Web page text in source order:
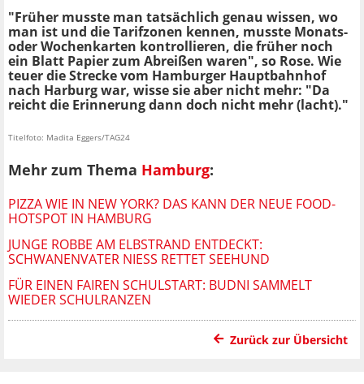
"Früher musste man tatsächlich genau wissen, wo
man ist und die Tarifzonen kennen, musste Monats-
oder Wochenkarten kontrollieren, die früher noch
ein Blatt Papier zum Abreißen waren", so Rose. Wie
teuer die Strecke vom Hamburger Hauptbahnhof
nach Harburg war, wisse sie aber nicht mehr: "Da
reicht die Erinnerung dann doch nicht mehr (lacht)."
Titelfoto: Madita Eggers/TAG24
Mehr zum Thema Hamburg:
PIZZA WIE IN NEW YORK? DAS KANN DER NEUE FOOD-
HOTSPOT IN HAMBURG
JUNGE ROBBE AM ELBSTRAND ENTDECKT:
SCHWANENVATER NIESS RETTET SEEHUND
FÜR EINEN FAIREN SCHULSTART: BUDNI SAMMELT
WIEDER SCHULRANZEN
Zurück zur Übersicht